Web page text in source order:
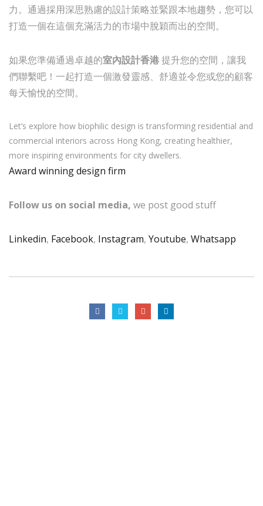
力。通過採用深思熟慮的設計策略並緊跟本地趨勢，您可以
打造一個在這個充滿活力的市場中脫穎而出的空間。
如果您準備通過卓越的室內設計香港提升您的空間，讓我
們聯繫吧！一起打造一個激發靈感、舒適並令您或您的顧客
每天愉悅的空間。
Let’s explore how biophilic design is transforming residential and
commercial interiors across Hong Kong, creating healthier,
more inspiring environments for city dwellers.
Award winning design firm
Follow us on social media, we post good stuff
Linkedin, Facebook, Instagram, Youtube, Whatsapp